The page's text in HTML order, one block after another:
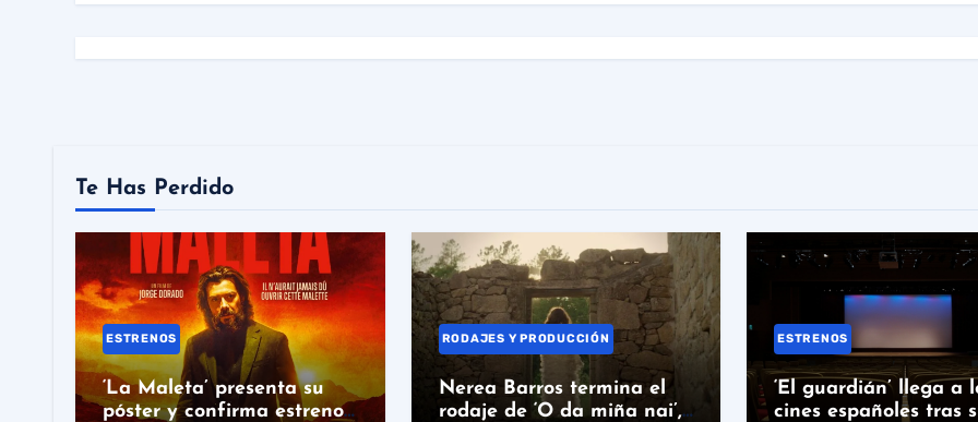
Te Has Perdido
ESTRENOS
‘La Maleta’ presenta su
póster y confirma estreno
RODAJES Y PRODUCCIÓN
Nerea Barros termina el
rodaje de ‘O da miña nai’,
ESTRENOS
‘El guardián’ llega a
cines españoles tras